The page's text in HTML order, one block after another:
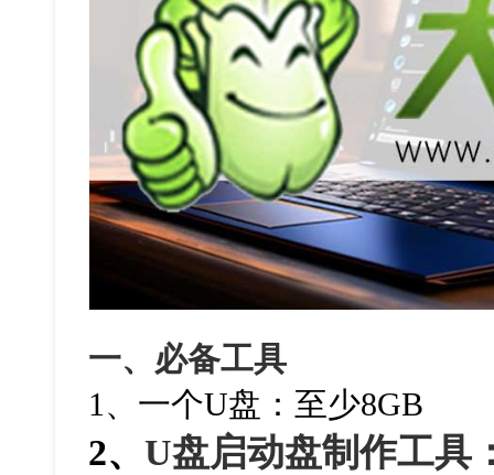
一、必备工具
1、一个U盘：至少8GB
2、U盘启动盘制作工具